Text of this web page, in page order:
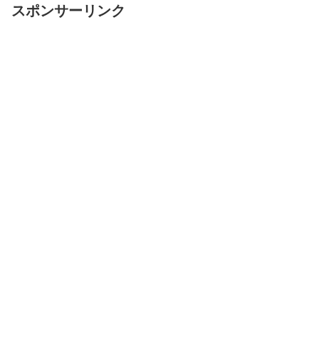
スポンサーリンク